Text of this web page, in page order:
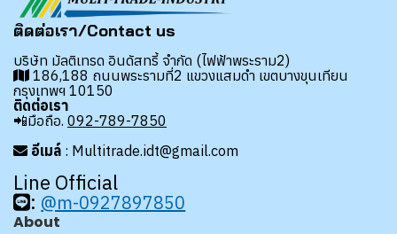
ติดต่อเรา/Contact us
บริษัท มัลติเทรด อินดัสทรี้ จำกัด (ไฟฟ้าพระราม2)
186,188 ถนนพระรามที่2 แขวงแสมดำ เขตบางขุนเทียน
กรุงเทพฯ 10150
ติดต่อเรา
📲มือถือ. 092-789-7850
อีเมล์ : Multitrade.idt@gmail.com
Line Official
: @m-0927897850
About